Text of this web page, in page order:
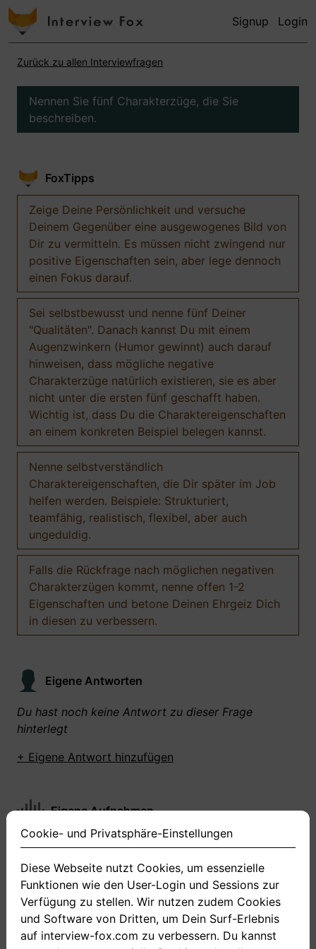
Signup Login
Zurück zu allen Interviewfragen
Nennen Sie fünf Charakterzüge, die Sie
beschreiben.
FoxTipps
Zeige Deine Persönlichkeit und versuche
Deinem Gegenüber eine ausgewogenes Bild von
Dir zu vermitteln. Es müssen nicht zwingend nur
positive Eigenschaften sein, aber lege dennoch
einen Fokus darauf.
Sei selbstbewusst und nenne fünf Deiner
"Qualitäten". Danach kannst Du mit einem
Augenzwinkern (Humor gewinnt) auch darauf
hinweisen, dass mögliche negative
Charakterzüge natürlich existieren, sie es aber
nicht unter die ersten fünf geschafft haben.
Wichtig ist, dass Du die Charaktereigenschaften
an einem konkreten Beispiel belegen kannst.
Nenne selbstverständlich
Charaktereigenschaften, die Dir später im Job
helfen werden. Beispiele: Strukturiert,
teamfähig, realistisch, flexibel, aber auch
ungeduldig.
Falls die Rückfrage nach möglichen negativen
Charakterzügen kommt, nenne offen 1-2
Eigenschaften und betone Deinen Ehrgeiz Dich
in diesen zu verbessern.
Eigene Antworten
Du hast noch keine Antwort zu dieser Frage
hinterlegt
+ Eigene Antwort hinzufügen
Eigene Aufnahmen
Du hast zu dieser Frage noch keine Antworten
+ Neue Antwort aufnehmen
Cookie- und Privatsphäre-Einstellungen
Diese Webseite nutzt Cookies, um essenzielle
Funktionen wie den User-Login und Sessions zur
Verfügung zu stellen. Wir nutzen zudem Cookies
und Software von Dritten, um Dein Surf-Erlebnis
auf interview-fox.com zu verbessern. Du kannst